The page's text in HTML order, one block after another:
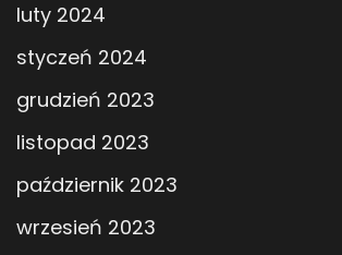
luty 2024
styczeń 2024
grudzień 2023
listopad 2023
październik 2023
wrzesień 2023